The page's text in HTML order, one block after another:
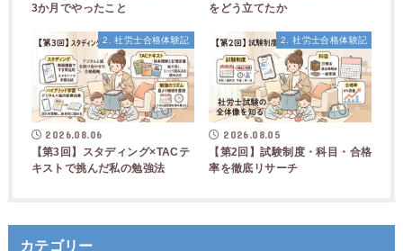
3か月でやったこと
をどう立てたか
2. 社労士合格体験記
2026.08.06
【第3回】スタディング×TACテ
キストで挑んだ私の勉強法
2. 社労士合格体験記
2026.08.05
【第2回】試験制度・科目・合格
率を徹底リサーチ
カテゴリー